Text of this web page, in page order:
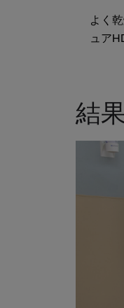
よく
ュア
結果